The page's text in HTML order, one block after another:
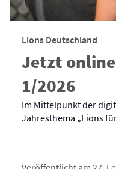
Lions Deutschland
Jetzt
1/2026
Im Mittelpunkt der
Jahresthema „Lions